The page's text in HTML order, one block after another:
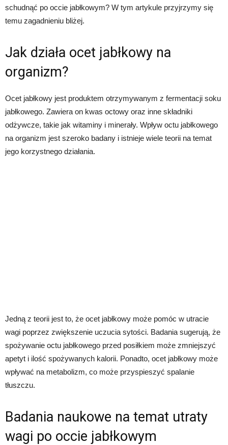
schudnąć po occie jabłkowym? W tym artykule przyjrzymy się
temu zagadnieniu bliżej.
Jak działa ocet jabłkowy na
organizm?
Ocet jabłkowy jest produktem otrzymywanym z fermentacji soku
jabłkowego. Zawiera on kwas octowy oraz inne składniki
odżywcze, takie jak witaminy i minerały. Wpływ octu jabłkowego
na organizm jest szeroko badany i istnieje wiele teorii na temat
jego korzystnego działania.
Jedną z teorii jest to, że ocet jabłkowy może pomóc w utracie
wagi poprzez zwiększenie uczucia sytości. Badania sugerują, że
spożywanie octu jabłkowego przed posiłkiem może zmniejszyć
apetyt i ilość spożywanych kalorii. Ponadto, ocet jabłkowy może
wpływać na metabolizm, co może przyspieszyć spalanie
tłuszczu.
Badania naukowe na temat utraty
wagi po occie jabłkowym